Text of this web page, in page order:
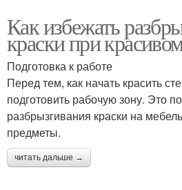
Как избежать
краски при
Подготовка к работе
Перед тем, как начать красить
подготовить рабочую зону. Это
разбрызгивания краски на
предметы.
читать дальше →